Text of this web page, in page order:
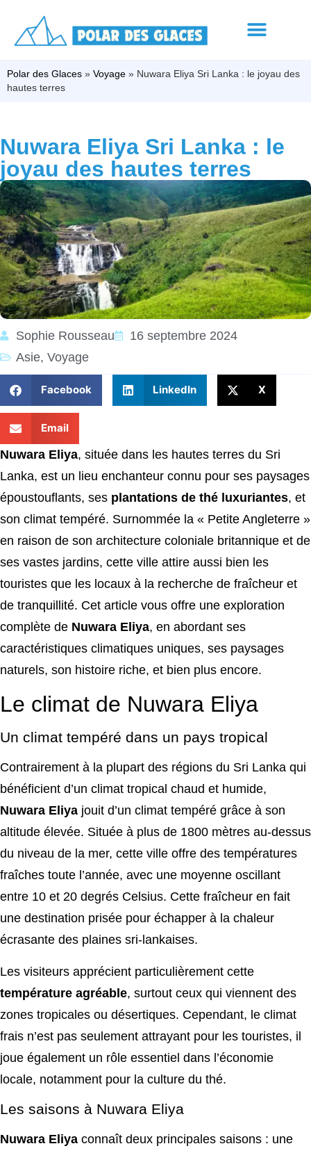
Polar des Glaces » Voyage » Nuwara Eliya Sri Lanka : le joyau des
hautes terres
Nuwara Eliya Sri Lanka : le
joyau des hautes terres
Sophie Rousseau
16 septembre 2024
Asie, Voyage
Facebook LinkedIn X
Email
Nuwara Eliya, située dans les hautes terres du Sri
Lanka, est un lieu enchanteur connu pour ses paysages
époustouflants, ses plantations de thé luxuriantes, et
son climat tempéré. Surnommée la « Petite Angleterre »
en raison de son architecture coloniale britannique et de
ses vastes jardins, cette ville attire aussi bien les
touristes que les locaux à la recherche de fraîcheur et
de tranquillité. Cet article vous offre une exploration
complète de Nuwara Eliya, en abordant ses
caractéristiques climatiques uniques, ses paysages
naturels, son histoire riche, et bien plus encore.
Le climat de Nuwara Eliya
Un climat tempéré dans un pays tropical
Contrairement à la plupart des régions du Sri Lanka qui
bénéficient d’un climat tropical chaud et humide,
Nuwara Eliya jouit d’un climat tempéré grâce à son
altitude élevée. Située à plus de 1800 mètres au-dessus
du niveau de la mer, cette ville offre des températures
fraîches toute l’année, avec une moyenne oscillant
entre 10 et 20 degrés Celsius. Cette fraîcheur en fait
une destination prisée pour échapper à la chaleur
écrasante des plaines sri-lankaises.
Les visiteurs apprécient particulièrement cette
température agréable, surtout ceux qui viennent des
zones tropicales ou désertiques. Cependant, le climat
frais n’est pas seulement attrayant pour les touristes, il
joue également un rôle essentiel dans l’économie
locale, notamment pour la culture du thé.
Les saisons à Nuwara Eliya
Nuwara Eliya connaît deux principales saisons : une